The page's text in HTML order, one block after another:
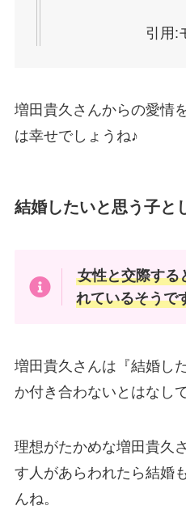
引用:モデ
増田貴久さんからの愛情
は幸せでしょうね♪
結婚したいと思う子と
女性と交際する
れているそうで
増田貴久さんは『結婚し
か付き合わないとはなし
理想がたかめな増田貴久
す人があらわれたら結婚
んね。